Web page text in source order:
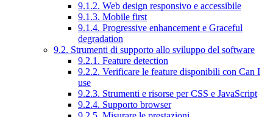
9.1.2. Web design responsivo e accessibile
9.1.3. Mobile first
9.1.4. Progressive enhancement e Graceful
degradation
9.2. Strumenti di supporto allo sviluppo del software
9.2.1. Feature detection
9.2.2. Verificare le feature disponibili con Can I
use
9.2.3. Strumenti e risorse per CSS e JavaScript
9.2.4. Supporto browser